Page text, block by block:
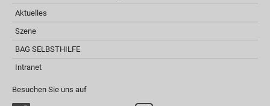
Aktuelles
Szene
BAG SELBSTHILFE
Intranet
Besuchen Sie uns auf